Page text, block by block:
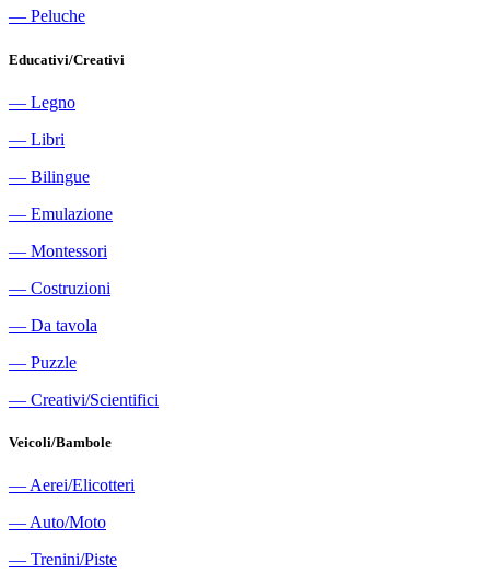
― Peluche
Educativi/Creativi
― Legno
― Libri
― Bilingue
― Emulazione
― Montessori
― Costruzioni
― Da tavola
― Puzzle
― Creativi/Scientifici
Veicoli/Bambole
― Aerei/Elicotteri
― Auto/Moto
― Trenini/Piste